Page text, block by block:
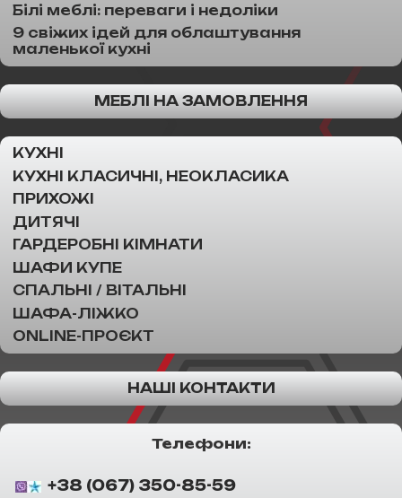
Білі меблі: переваги і недоліки
9 свіжих ідей для облаштування
маленької кухні
МЕБЛІ НА ЗАМОВЛЕННЯ
КУХНІ
КУХНІ КЛАСИЧНІ, НЕОКЛАСИКА
ПРИХОЖІ
ДИТЯЧІ
ГАРДЕРОБНІ КІМНАТИ
ШАФИ КУПЕ
СПАЛЬНІ / ВІТАЛЬНІ
ШАФА-ЛІЖКО
ONLINE-ПРОЄКТ
НАШІ КОНТАКТИ
Телефони:
+38 (067) 350-85-59